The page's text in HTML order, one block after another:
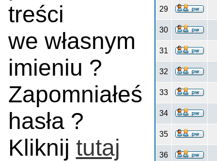
treści
we własnym
imieniu ?
Zapomniałeś
hasła ?
Kliknij tutaj
29
30
31
32
33
34
35
36